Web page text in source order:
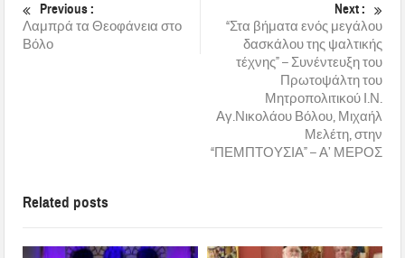
Previous :
Λαμπρά τα Θεοφάνεια στο
Βόλο
Next :
“Στα βήματα ενός μεγάλου
δασκάλου της ψαλτικής
τέχνης” – Συνέντευξη του
Πρωτοψάλτη του
Μητροπολιτικού Ι.Ν.
Αγ.Νικολάου Βόλου, Μιχαήλ
Μελέτη, στην
“ΠΕΜΠΤΟΥΣΙΑ” – Α’ ΜΕΡΟΣ
Related posts